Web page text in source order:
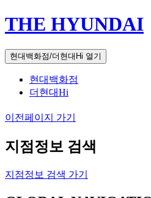
THE HYUNDAI
현대백화점/더현대Hi 열기
현대백화점
더현대Hi
이전페이지 가기
지점정보 검색
지점정보 검색 가기